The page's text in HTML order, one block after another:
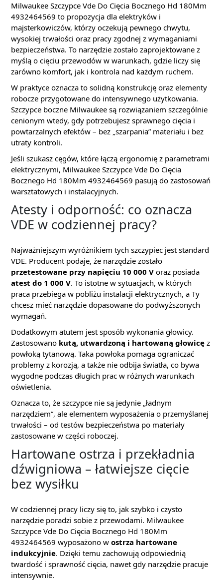
Milwaukee Szczypce Vde Do Cięcia Bocznego Hd 180Mm
4932464569 to propozycja dla elektryków i
majsterkowiczów, którzy oczekują pewnego chwytu,
wysokiej trwałości oraz pracy zgodnej z wymaganiami
bezpieczeństwa. To narzędzie zostało zaprojektowane z
myślą o cięciu przewodów w warunkach, gdzie liczy się
zarówno komfort, jak i kontrola nad każdym ruchem.
W praktyce oznacza to solidną konstrukcję oraz elementy
robocze przygotowane do intensywnego użytkowania.
Szczypce boczne Milwaukee są rozwiązaniem szczególnie
cenionym wtedy, gdy potrzebujesz sprawnego cięcia i
powtarzalnych efektów – bez „szarpania” materiału i bez
utraty kontroli.
Jeśli szukasz cęgów, które łączą ergonomię z parametrami
elektrycznymi, Milwaukee Szczypce Vde Do Cięcia
Bocznego Hd 180Mm 4932464569 pasują do zastosowań
warsztatowych i instalacyjnych.
Atesty i odporność: co oznacza
VDE w codziennej pracy?
Najważniejszym wyróżnikiem tych szczypiec jest standard
VDE. Producent podaje, że narzędzie zostało
przetestowane przy napięciu 10 000 V oraz posiada
atest do 1 000 V. To istotne w sytuacjach, w których
praca przebiega w pobliżu instalacji elektrycznych, a Ty
chcesz mieć narzędzie dopasowane do podwyższonych
wymagań.
Dodatkowym atutem jest sposób wykonania głowicy.
Zastosowano kutą, utwardzoną i hartowaną głowicę z
powłoką tytanową. Taka powłoka pomaga ograniczać
problemy z korozją, a także nie odbija światła, co bywa
wygodne podczas długich prac w różnych warunkach
oświetlenia.
Oznacza to, że szczypce nie są jedynie „ładnym
narzędziem”, ale elementem wyposażenia o przemyślanej
trwałości – od testów bezpieczeństwa po materiały
zastosowane w części roboczej.
Hartowane ostrza i przekładnia
dźwigniowa – łatwiejsze cięcie
bez wysiłku
W codziennej pracy liczy się to, jak szybko i czysto
narzędzie poradzi sobie z przewodami. Milwaukee
Szczypce Vde Do Cięcia Bocznego Hd 180Mm
4932464569 wyposażono w ostrza hartowane
indukcyjnie. Dzięki temu zachowują odpowiednią
twardość i sprawność cięcia, nawet gdy narzędzie pracuje
intensywnie.